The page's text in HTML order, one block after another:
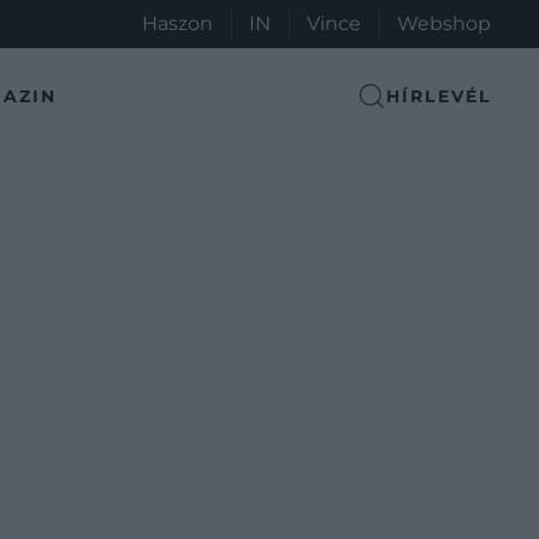
Haszon IN Vince Webshop
HÍRLEVÉL